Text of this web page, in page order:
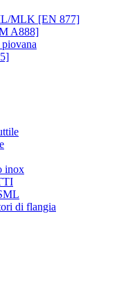
MLK [EN 877]
A888]
inox
di flangia